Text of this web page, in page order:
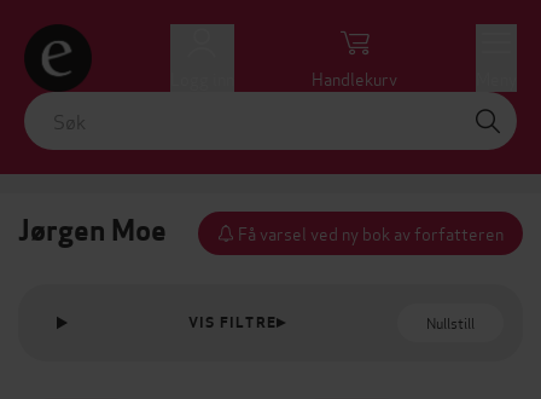
Handlekurv
Jørgen Moe Få varsel ved ny bok av forfatteren
VIS FILTRE Nullstill